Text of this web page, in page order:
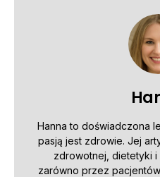
Hanna to doświadczona
pasją jest zdrowie. Jej
zdrowotnej, dietetyki
zarówno przez